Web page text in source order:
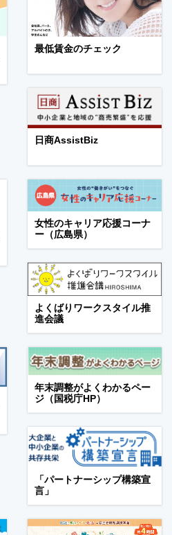
最低賃金のチェック
日商AssistBiz
女性のキャリア応援コーナ
ー（広島県）
よくばりワークスタイル推
進会議
年末調整がよくわかるペー
ジ（国税庁HP）
「パートナーシップ構築宣
言」